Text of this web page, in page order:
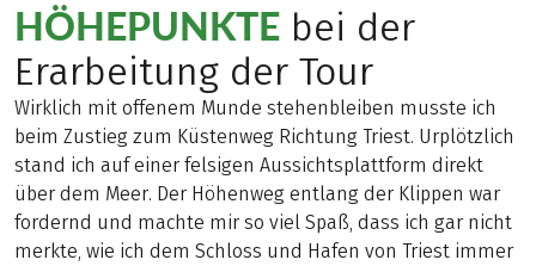
HÖHEPUNKTE bei der
Erarbeitung der Tour
Wirklich mit offenem Munde stehenbleiben musste ich
beim Zustieg zum Küstenweg Richtung Triest. Urplötzlich
stand ich auf einer felsigen Aussichtsplattform direkt
über dem Meer. Der Höhenweg entlang der Klippen war
fordernd und machte mir so viel Spaß, dass ich gar nicht
merkte, wie ich dem Schloss und Hafen von Triest immer